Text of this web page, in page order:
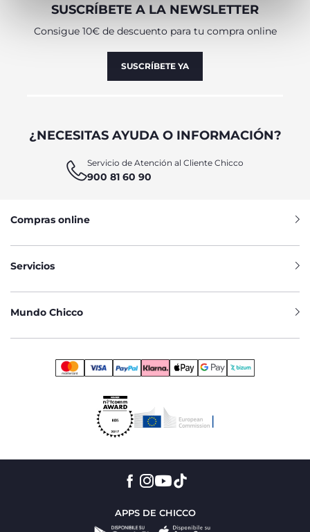
SUSCRÍBETE A LA NEWSLETTER
Consigue 10€ de descuento para tu compra online
SUSCRÍBETE YA
¿NECESITAS AYUDA O INFORMACIÓN?
Servicio de Atención al Cliente Chicco
900 81 60 90
Compras online
Servicios
Mundo Chicco
APPS DE CHICCO